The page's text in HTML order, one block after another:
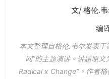
文/ 格伦.
编
本文整理自格伦.韦尔发表于
网”的主题演讲。讲题原
Radical x Change”。作者